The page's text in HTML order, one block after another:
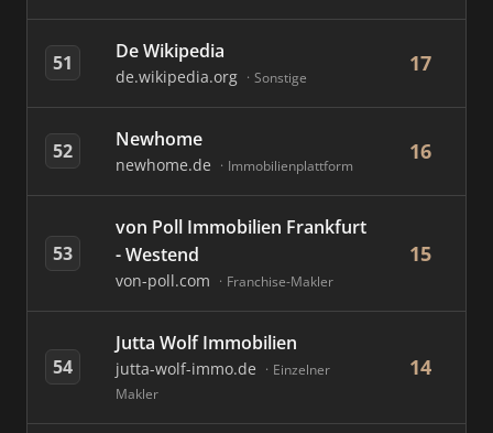
51 De Wikipedia
de.wikipedia.org Sonstige
17
52 Newhome
newhome.de Immobilienplattform
16
53
von Poll Immobilien Frankfurt
- Westend
von-poll.com Franchise-Makler
15
54
Jutta Wolf Immobilien
jutta-wolf-immo.de
Einzelner
Makler
14